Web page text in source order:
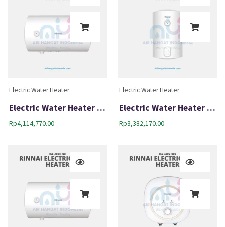
Electric Water Heater
Electric Water Heater Rinnai RES A80H-10C
Rp4,114,770.00
Electric Water Heater
Electric Water Heater Rinnai RES A50V-10C
Rp3,382,170.00